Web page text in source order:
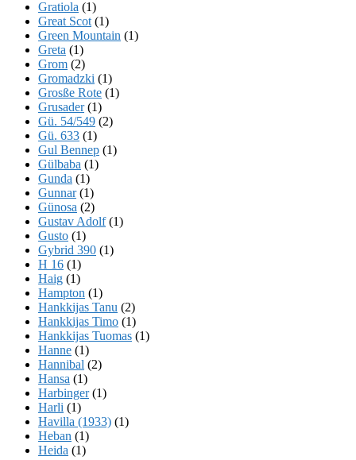
Gratiola (1)
Great Scot (1)
Green Mountain (1)
Greta (1)
Grom (2)
Gromadzki (1)
Grosße Rote (1)
Grusader(1)
Gü. 54/549 (2)
Gü. 633 (1)
Gul Bennep (1)
Gülbaba (1)
Gunda (1)
Gunnar(1)
Günosa (2)
Gustav Adolf(1)
Gusto (1)
Gybrid 390 (1)
H 16 (1)
Haig (1)
Hampton (1)
Hankkijas Tanu (2)
Hankkijas Timo (1)
Hankkijas Tuomas (1)
Hanne (1)
Hannibal (2)
Hansa (1)
Harbinger(1)
Harli (1)
Havilla (1933) (1)
Heban (1)
Heida (1)